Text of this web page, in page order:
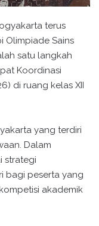
terus
Olimpiade Sains
satu langkah
Koordinasi
di ruang kelas XII
yang terdiri
Dalam
strategi
bagi peserta yang
akademik